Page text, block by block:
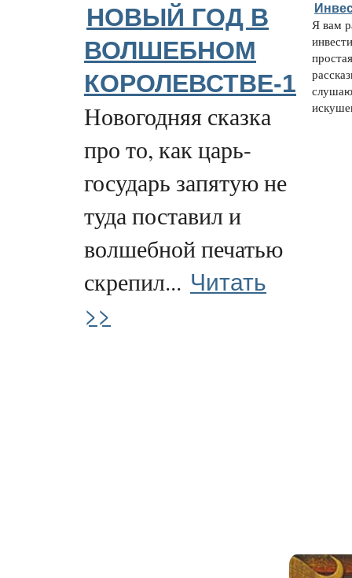
НОВЫЙ ГОД В
ВОЛШЕБНОМ
КОРОЛЕВСТВЕ-1
Новогодняя сказка
про то, как царь-
государь запятую не
туда поставил и
волшебной печатью
скрепил... Читать
>>
Я вам